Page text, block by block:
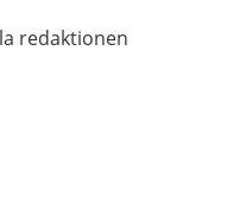
redaktionen